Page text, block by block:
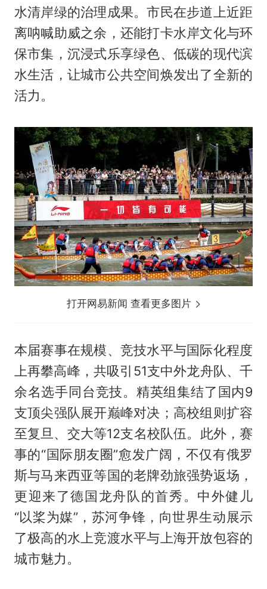
水清岸绿的治理成果。市民在步道上近距
离呐喊助威之余，还能打卡水岸文化与环
保市集，沉浸式乐享绿色、低碳的现代滨
水生活，让城市公共空间焕发出了全新的
活力。
打开网易新闻 查看更多图片
本届赛事在规模、竞技水平与国际化程度
上再攀高峰，共吸引51支中外龙舟队、千
余名选手同台竞技。精英组集结了国内9
支顶尖强队展开巅峰对决；高校组则扩容
至复旦、交大等12支名校队伍。此外，赛
事的“国际朋友圈”愈发广阔，不仅有俄罗
斯与马来西亚等国的老牌劲旅强势返场，
更迎来了德国龙舟队的首秀。中外健儿
“以桨为媒”，苏河争锋，向世界生动展示
了极高的水上竞渡水平与上海开放包容的
城市魅力。